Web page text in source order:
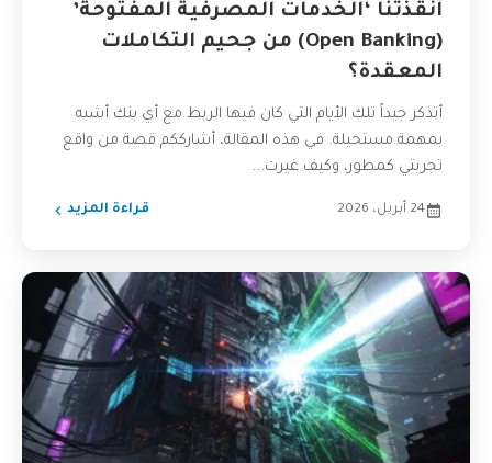
أنقذتنا ‘الخدمات المصرفية المفتوحة’
(Open Banking) من جحيم التكاملات
المعقدة؟
أتذكر جيداً تلك الأيام التي كان فيها الربط مع أي بنك أشبه
بمهمة مستحيلة. في هذه المقالة، أشارككم قصة من واقع
تجربتي كمطور، وكيف غيرت...
24 أبريل، 2026 قراءة المزيد